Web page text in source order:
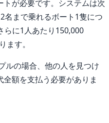
が必要です。システムは次
名まで乗れるボート1隻につ
らに1人あたり150,000
ます。
ルの場合、他の人を見つけ
額を支払う必要がありま